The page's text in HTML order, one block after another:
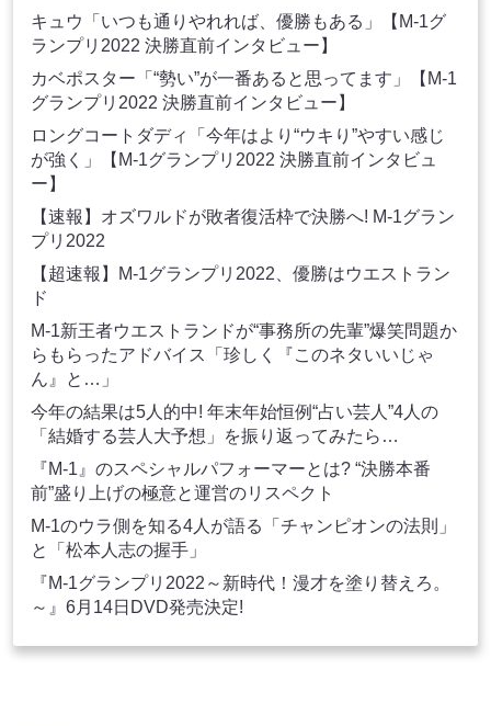
キュウ「いつも通りやれれば、優勝もある」【M-1グ
ランプリ2022 決勝直前インタビュー】
カベポスター「“勢い”が一番あると思ってます」【M-1
グランプリ2022 決勝直前インタビュー】
ロングコートダディ「今年はより“ウキり”やすい感じ
が強く」【M-1グランプリ2022 決勝直前インタビュ
ー】
【速報】オズワルドが敗者復活枠で決勝へ! M-1グラン
プリ2022
【超速報】M-1グランプリ2022、優勝はウエストラン
ド
M-1新王者ウエストランドが“事務所の先輩”爆笑問題か
らもらったアドバイス「珍しく『このネタいいじゃ
ん』と…」
今年の結果は5人的中! 年末年始恒例“占い芸人”4人の
「結婚する芸人大予想」を振り返ってみたら…
『M-1』のスペシャルパフォーマーとは? “決勝本番
前”盛り上げの極意と運営のリスペクト
M-1のウラ側を知る4人が語る「チャンピオンの法則」
と「松本人志の握手」
『M-1グランプリ2022～新時代！漫才を塗り替えろ。
～』6月14日DVD発売決定!